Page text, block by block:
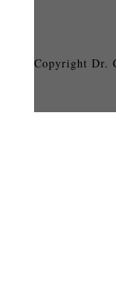
Copyright Dr.